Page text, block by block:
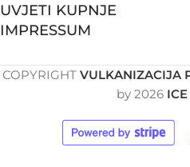
UVJETI KUPNJE
IMPRESSUM
COPYRIGHT VULKANIZACIJA
by 2026